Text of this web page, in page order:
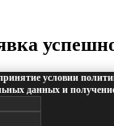
условии
данных и